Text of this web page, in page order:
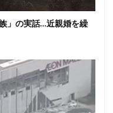
」の実話…近親婚を繰